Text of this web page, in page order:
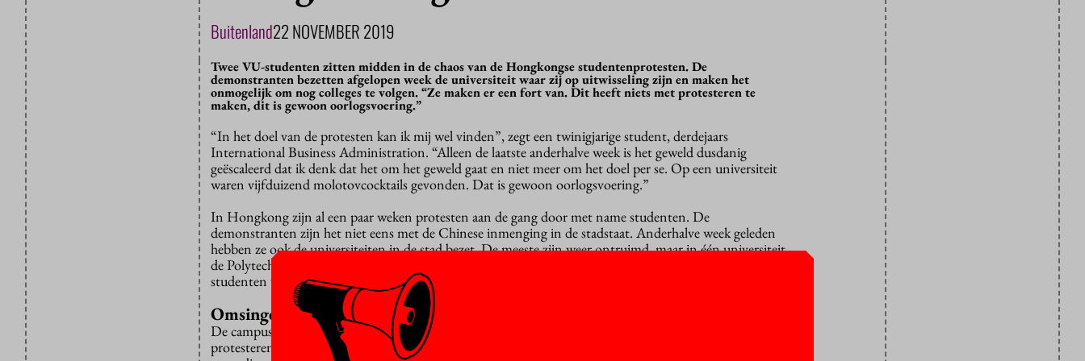
Buitenland22 NOVEMBER 2019
Twee VU-studenten zitten midden in de chaos van de Hongkongse studentenprotesten. De
demonstranten bezetten afgelopen week de universiteit waar zij op uitwisseling zijn en maken het
onmogelijk om nog colleges te volgen. “Ze maken er een fort van. Dit heeft niets met protesteren te
maken, dit is gewoon oorlogsvoering.”
“In het doel van de protesten kan ik mij wel vinden”, zegt een twinigjarige student, derdejaars
International Business Administration. “Alleen de laatste anderhalve week is het geweld dusdanig
geëscaleerd dat ik denk dat het om het geweld gaat en niet meer om het doel per se. Op een universiteit
waren vijfduizend molotovcocktails gevonden. Dat is gewoon oorlogsvoering.”
In Hongkong zijn al een paar weken protesten aan de gang door met name studenten. De
demonstranten zijn het niet eens met de Chinese inmenging in de stadstaat. Anderhalve week geleden
hebben ze ook de universiteiten in de stad bezet. De meeste zijn weer ontruimd, maar in één universiteit,
de Polytechnische Universiteit, trokken de demonstranten zich terug. En daaraan studeren de twee VU-
studenten voor een half jaar.
Omsingeld
De campus is omsingeld door de politie en alle colleges zijn afgelast. Al vijf dagen lang weten de
protesterende studenten in het universiteitsgebouw en uit de handen van de politie te blijven. Het zijn